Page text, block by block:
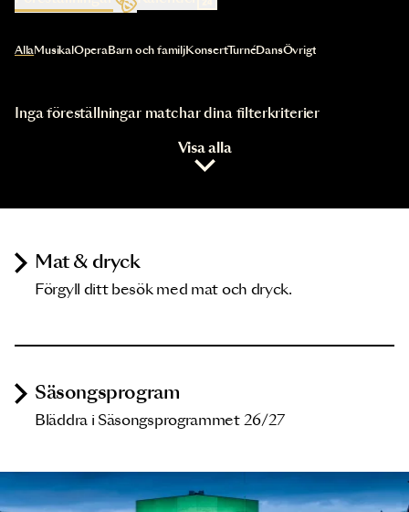
Val av kategori uppdaterar innehållet automatiskt
AllaMusikal OperaBarn och familjKonsertTurnéDansÖvrigt
Inga föreställningar matchar dina filterkriterier
Visa alla
Mat & dryck
Förgyll ditt besök med mat och dryck.
Säsongsprogram
Bläddra i Säsongsprogrammet 26/27